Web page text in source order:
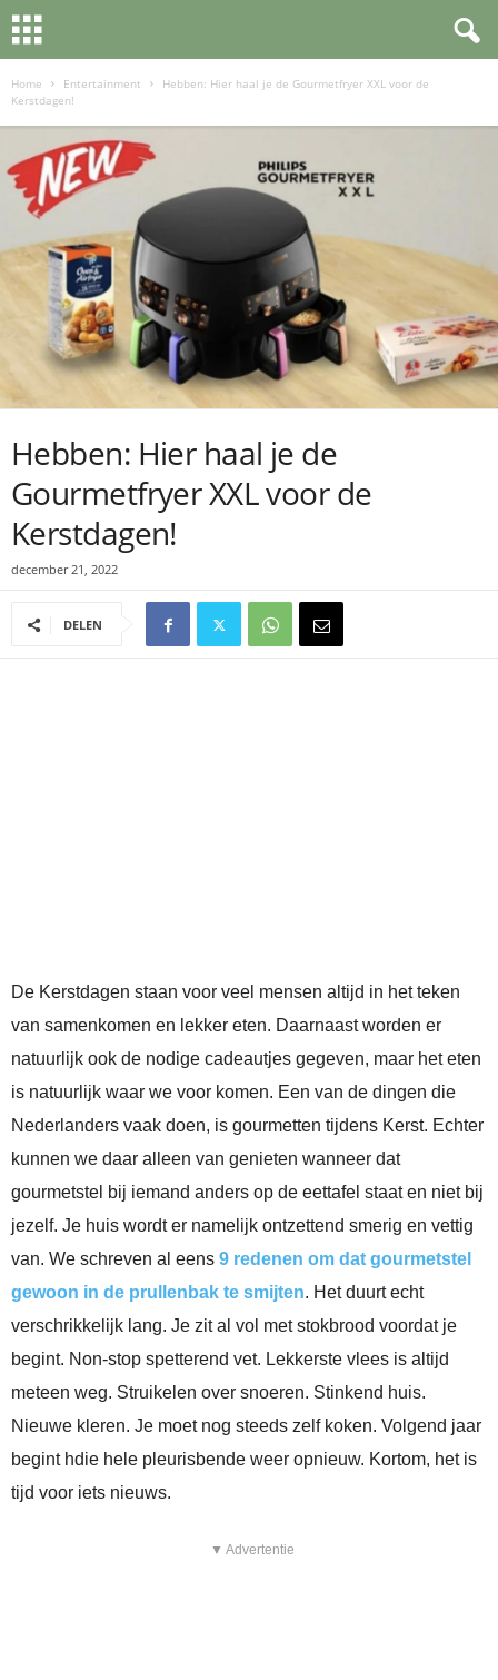
Home Entertainment
Hebben: Hier haal je de Gourmetfryer XXL voor de
Kerstdagen!
Hebben: Hier haal je de
Gourmetfryer XXL voor de
Kerstdagen!
december 21, 2022
DELEN
De Kerstdagen staan voor veel mensen altijd in het teken
van samenkomen en lekker eten. Daarnaast worden er
natuurlijk ook de nodige cadeautjes gegeven, maar het eten
is natuurlijk waar we voor komen. Een van de dingen die
Nederlanders vaak doen, is gourmetten tijdens Kerst. Echter
kunnen we daar alleen van genieten wanneer dat
gourmetstel bij iemand anders op de eettafel staat en niet bij
jezelf. Je huis wordt er namelijk ontzettend smerig en vettig
van. We schreven al eens 9 redenen om dat gourmetstel
gewoon in de prullenbak te smijten. Het duurt echt
verschrikkelijk lang. Je zit al vol met stokbrood voordat je
begint. Non-stop spetterend vet. Lekkerste vlees is altijd
meteen weg. Struikelen over snoeren. Stinkend huis.
Nieuwe kleren. Je moet nog steeds zelf koken. Volgend jaar
begint hdie hele pleurisbende weer opnieuw. Kortom, het is
tijd voor iets nieuws.
▼ Advertentie